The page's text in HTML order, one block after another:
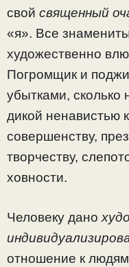
свой священный
«я». Все
художественно
Погромщик и
убытками, сколько
дикой ненави­стью
совершенству,
творчеству,
ховности.
Человеку дано
отношение к